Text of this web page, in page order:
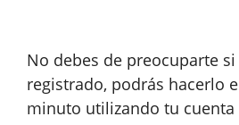
No debes de preocuparte
registrado, podrás hacerlo
minuto utilizando tu cuenta